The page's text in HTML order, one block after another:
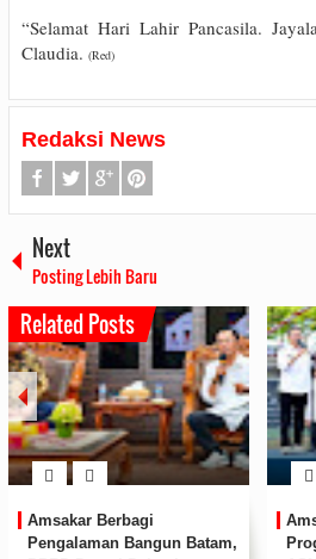
“Selamat Hari Lahir Pancasila.
Claudia. (Red)
Redaksi News
Next
Posting Lebih Baru
Related Posts
Di Balik Kesibukan
Memimpin Batam, Amsakar